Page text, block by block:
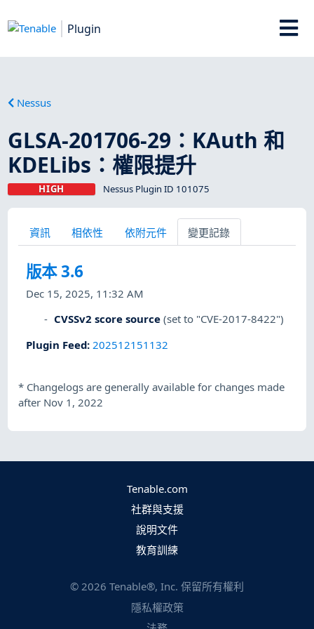
Plugin
Nessus
GLSA-201706-29：KAuth 和
KDELibs：權限提升
HIGH Nessus Plugin ID 101075
資訊 相依性 依附元件 變更記錄
版本 3.6
Dec 15, 2025, 11:32 AM
CVSSv2 score source (set to "CVE-2017-8422")
Plugin Feed: 202512151132
* Changelogs are generally available for changes made
after Nov 1, 2022
Tenable.com
社群與支援
說明文件
教育訓練
© 2026 Tenable®, Inc. 保留所有權利
隱私權政策